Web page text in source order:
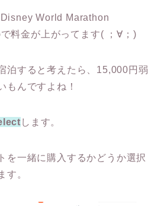
World Marathon
料金が上がってます( ；∀；)
泊すると考えたら、15,000円弱
もんですよね！
します。
を一緒に購入するかどうか選択
す。